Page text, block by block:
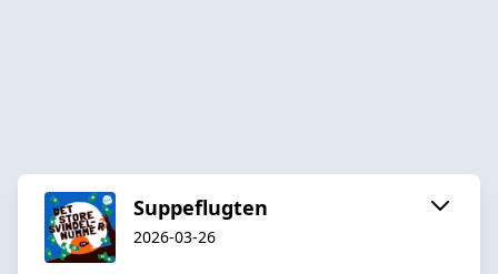
Suppeflugten
2026-03-26